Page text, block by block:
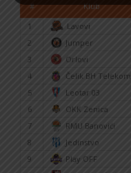
# Klub
1
Lavovi
2
Jumper
3
Orlovi
4
Čelik BH Telekom
5
Leotar 03
6
OKK Zenica
7
RMU Banovići
8
Jedinstvo
9
Play OFF